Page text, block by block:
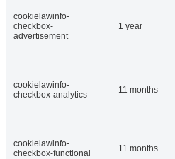
cookielawinfo-
checkbox-
advertisement
1 year
cookielawinfo-
checkbox-analytics
11 months
cookielawinfo-
checkbox-functional
11 months